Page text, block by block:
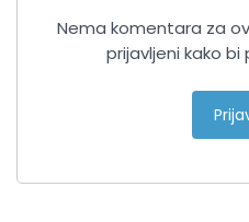
Nema komentara za
prijavljeni kako